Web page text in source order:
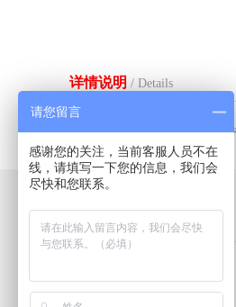
详情说明 / Details
分子量聚乙烯胶带UHMWPE
关于我们
请您留言
感谢您的关注，当前客服人员不在
线，请填写一下您的信息，我们会
尽快和您联系。